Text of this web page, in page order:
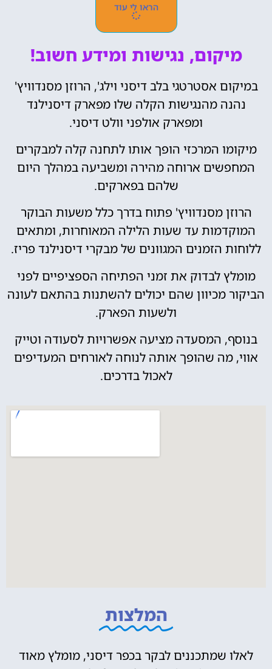
הראו לי עוד
מיקום, נגישות ומידע חשוב!
במיקום אסטרטגי בלב דיסני וילג', הרוזן מסנדוויץ'
נהנה מהנגישות הקלה שלו מפארק דיסנילנד
ומפארק אולפני וולט דיסני.
מיקומו המרכזי הופך אותו לתחנה קלה למבקרים
המחפשים ארוחה מהירה ומשביעה במהלך היום
שלהם בפארקים.
הרוזן מסנדוויץ' פתוח בדרך כלל משעות הבוקר
המוקדמות עד שעות הלילה המאוחרות, ומתאים
ללוחות הזמנים המגוונים של מבקרי דיסנילנד פריז.
מומלץ לבדוק את זמני הפתיחה הספציפיים לפני
הביקור מכיוון שהם יכולים להשתנות בהתאם לעונה
ולשעות הפארק.
בנוסף, המסעדה מציעה אפשרויות לסעודה וטייק
אווי, מה שהופך אותה לנוחה לאורחים המעדיפים
לאכול בדרכים.
המלצות
לאלו שמתכננים לבקר בכפר דיסני, מומלץ מאוד